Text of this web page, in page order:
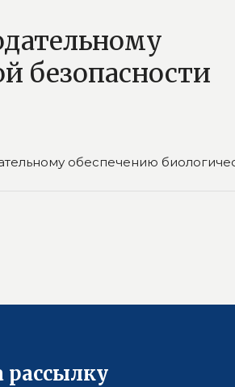
безопасности
обеспечению
рассылку